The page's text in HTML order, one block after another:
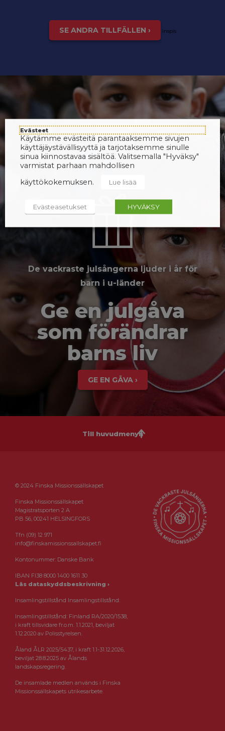
SE ANDRA TILLFÄLLEN › inspis
De vackraste julsångerna ljuder i år för
barn i u-länder
Ge en julgåva
som förändrar
barns liv
GE EN GÅVA ›
Till huvudmenyn
© 2024 Finska Missionssällskapet
Finska Missionssällskapet
Magistratsporten 2 A
PB 56, 00241 HELSINGFORS
Tfn (09) 12 971
info@finskamissionssallskapet.fi
Kontonummer: Danske Bank
IBAN FI38 8000 1400 1611 30
Läs dataskyddsbeskrivning ›
Insamlingstillstånd Insamlingstillstånd:
Insamlingstillstånd: Finland RA/2020/1538,
i kraft tillsvidare fr.o.m. 1.1.2021, beviljat
1.12.2020 av Polisstyrelsen.
Åland ÅLR 2025/5437, i kraft 1.1-31.12.2026,
beviljat 28.8.2025 av Ålands
landskapsregering.
De insamlade medlen används i Finska
Missionssällskapets utrikesarbete.
Evästeet
Käytämme evästeitä parantaaksemme sivujen
käyttäjäystävällisyyttä ja tarjotaksemme sinulle
sinua kiinnostavaa sisältöä. Valitsemalla "Hyväksy"
varmistat parhaan mahdollisen
käyttökokemuksen.
Lue lisää
Evästeasetukset HYVÄKSY